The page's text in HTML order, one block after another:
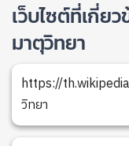
เว็บไซต์ที่เกี่ย
มาตุวิทยา
https://
วิทยา